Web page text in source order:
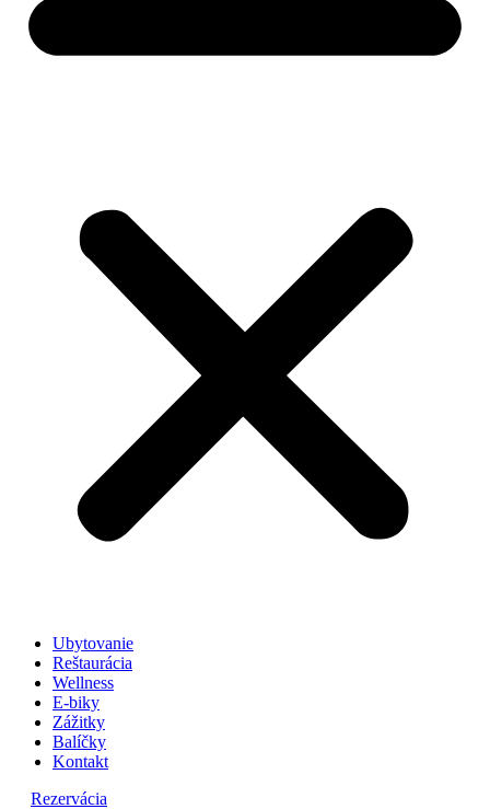
Ubytovanie
Reštaurácia
Wellness
E-biky
Zážitky
Balíčky
Kontakt
Rezervácia